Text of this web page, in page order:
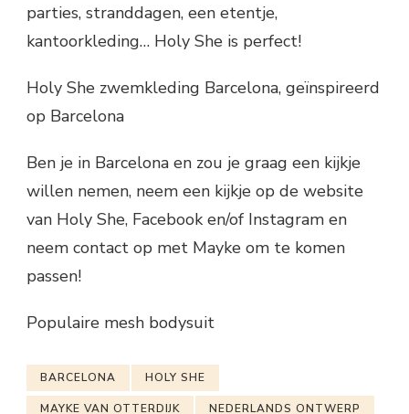
parties, stranddagen, een etentje,
kantoorkleding… Holy She is perfect!
Holy She zwemkleding Barcelona, geïnspireerd
op Barcelona
Ben je in Barcelona en zou je graag een kijkje
willen nemen, neem een kijkje op de website
van Holy She, Facebook en/of Instagram en
neem contact op met Mayke om te komen
passen!
Populaire mesh bodysuit
BARCELONA HOLY SHE
MAYKE VAN OTTERDIJK NEDERLANDS ONTWERP